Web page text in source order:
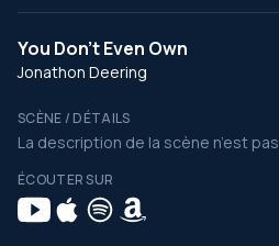
You Don't Even Own
Jonathon Deering
SCÈNE / DÉTAILS
La description de la scène n’est
ÉCOUTER SUR